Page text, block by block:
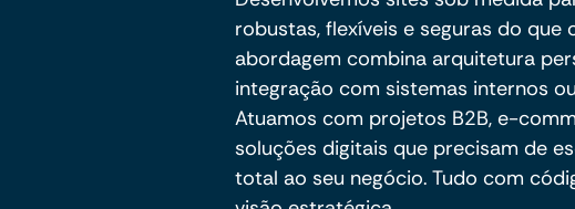
robustas, flexíveis e seguras do
abordagem combina arquitetura
integração com sistemas internos
Atuamos com projetos B2B, e-
soluções digitais que precisam de
total ao seu negócio. Tudo com